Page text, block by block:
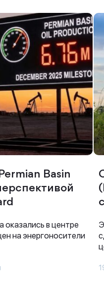
Basin
оказались в центре
на энергоносители
за заявку
свяжутся с
время